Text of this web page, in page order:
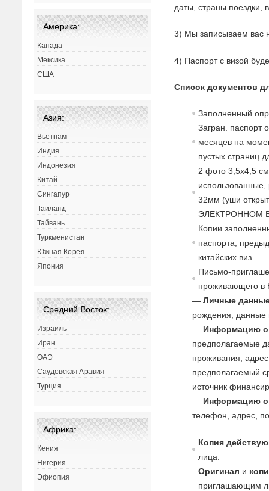
даты, страны поездки,
3) Мы записываем вас
4) Паспорт с визой
Список документов
Заполненный
Загран. паспорт
месяцев на
пустых страниц
2 фото 3,5х4,5
32мм (уши
ЭЛЕКТРОННОМ
Копии
паспорта,
китайских виз.
Письмо-
проживающего в
—Личные
рождения, данные
— Информацию о
предполагаемые
проживания,
предполагаемый
источник
— Информацию
телефон, адрес,
Копия
лица.
Оригинал и
приглашающим
Америка:
Канада
Мексика
США
Азия:
Вьетнам
Индия
Индонезия
Китай
Сингапур
Таиланд
Тайвань
Туркменистан
Южная Корея
Япония
Средний Восток:
Израиль
Иран
ОАЭ
Саудовская Аравия
Турция
Африка:
Кения
Нигерия
Эфиопия